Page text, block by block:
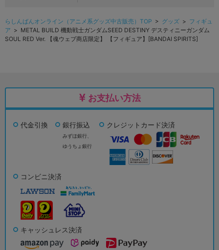
らしんばんオンライン（アニメ系グッズ中古販売）TOP > グッズ > フィギュ
ア > METAL BUILD 機動戦士ガンダムSEED DESTINY デスティニーガンダム
SOUL RED Ver. 【魂ウェブ商店限定】 【フィギュア】[BANDAI SPIRITS]
お支払い方法
代金引換 銀行振込
みずほ銀行、
ゆうちょ銀行
クレジットカード決済
コンビニ決済
キャッシュレス決済